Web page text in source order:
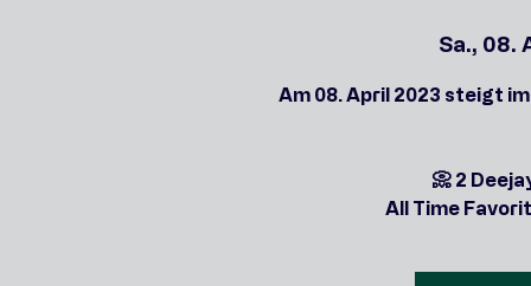
Sa., 08.
Am 08. April 2023 steigt
📀 2
All Time